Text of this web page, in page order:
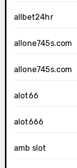
allbet24hr
allone745s.com
allone745s.com
alot66
alot666
amb slot